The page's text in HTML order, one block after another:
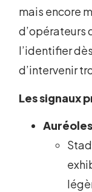
mais encore
d’opérateurs
l’identifier
d’intervenir
Les signaux